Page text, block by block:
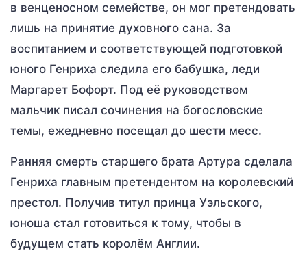
в венценосном семействе, он мог претендовать
лишь на принятие духовного сана. За
воспитанием и соответствующей подготовкой
юного Генриха следила его бабушка, леди
Маргарет Бофорт. Под её руководством
мальчик писал сочинения на богословские
темы, ежедневно посещал до шести месс.
Ранняя смерть старшего брата Артура сделала
Генриха главным претендентом на королевский
престол. Получив титул принца Уэльского,
юноша стал готовиться к тому, чтобы в
будущем стать королём Англии.